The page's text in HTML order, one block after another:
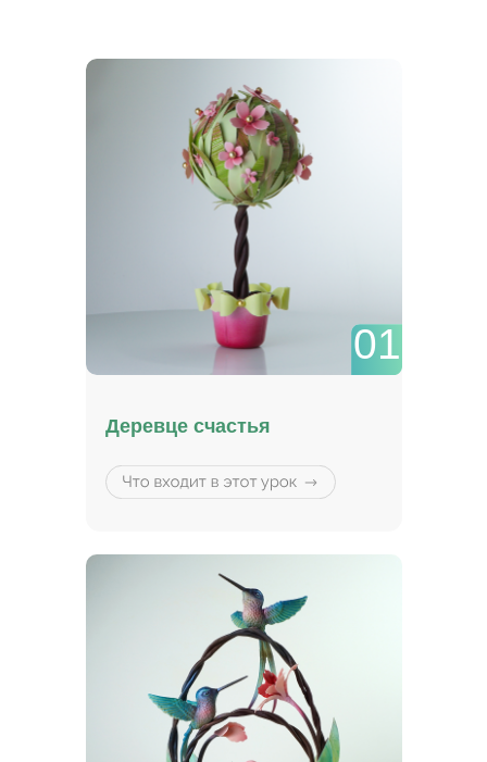
Деревце счастья
01
с художественным стеклом при создании
Все эти навыки и технологии оказались
успешно применимы в работе с
Также мы успешно обучаем других
людей, передавая им свои знание,
многочисленные работы наших